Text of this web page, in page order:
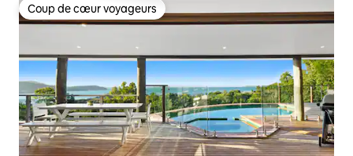
Coup de cœur voyageurs
Coup de cœur voyageurs